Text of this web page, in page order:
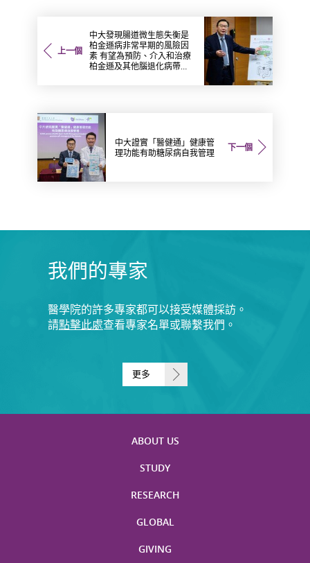
上一個
中大發現腸道微生態失衡是
柏金遜病非常早期的風險因
素 有望為預防、介入和治療
柏金遜及其他腦退化病帶來
下一個
中大證實「醫健通」健康管
理功能有助糖尿病自我管理
我們的專家
醫學院的許多專家都可以接受媒體採訪。
請點擊此處查看專家名單或聯繫我們。
更多
ABOUT US
STUDY
RESEARCH
GLOBAL
GIVING